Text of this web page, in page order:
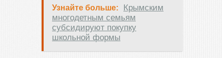
Узнайте больше:
Крымским
многодетным семьям
субсидируют покупку
школьной формы